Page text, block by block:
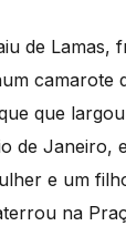
de Lamas,
camarote
que
de Janeiro,
e um
na